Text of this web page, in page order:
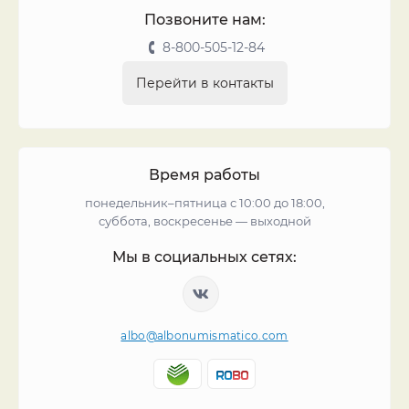
Позвоните нам:
8-800-505-12-84
Перейти в контакты
Время работы
понедельник–пятница с 10:00 до 18:00,
суббота, воскресенье — выходной
Мы в социальных сетях:
albo@albonumismatico.com